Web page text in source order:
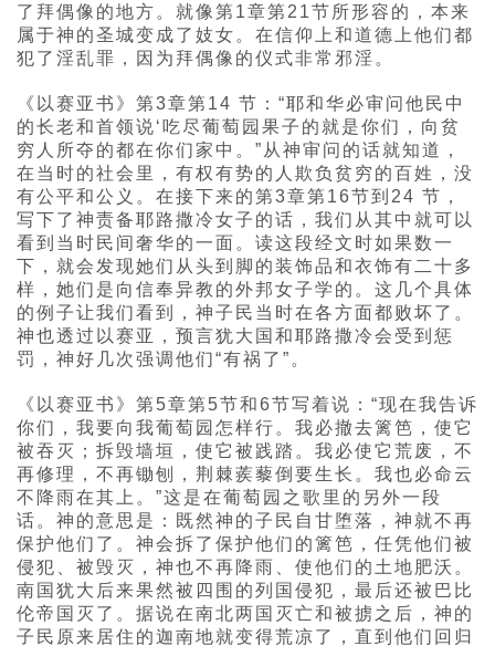
了拜偶像的地方。就像第1章第21节所形容的，本来
属于神的圣城变成了妓女。在信仰上和道德上他们都
犯了淫乱罪，因为拜偶像的仪式非常邪淫。
《以赛亚书》第3章第14 节：“耶和华必审问他民中
的长老和首领说‘吃尽葡萄园果子的就是你们，向贫
穷人所夺的都在你们家中。”从神审问的话就知道，
在当时的社会里，有权有势的人欺负贫穷的百姓，没
有公平和公义。在接下来的第3章第16节到24 节，
写下了神责备耶路撒冷女子的话，我们从其中就可以
看到当时民间奢华的一面。读这段经文时如果数一
下，就会发现她们从头到脚的装饰品和衣饰有二十多
样，她们是向信奉异教的外邦女子学的。这几个具体
的例子让我们看到，神子民当时在各方面都败坏了。
神也透过以赛亚，预言犹大国和耶路撒冷会受到惩
罚，神好几次强调他们“有祸了”。
《以赛亚书》第5章第5节和6节写着说：“现在我告诉
你们，我要向我葡萄园怎样行。我必撤去篱笆，使它
被吞灭；拆毁墙垣，使它被践踏。我必使它荒废，不
再修理，不再锄刨，荆棘蒺藜倒要生长。我也必命云
不降雨在其上。”这是在葡萄园之歌里的另外一段
话。神的意思是：既然神的子民自甘堕落，神就不再
保护他们了。神会拆了保护他们的篱笆，任凭他们被
侵犯、被毁灭，神也不再降雨、使他们的土地肥沃。
南国犹大后来果然被四围的列国侵犯，最后还被巴比
伦帝国灭了。据说在南北两国灭亡和被掳之后，神的
子民原来居住的迦南地就变得荒凉了，直到他们回归